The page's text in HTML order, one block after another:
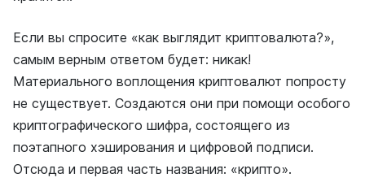
Если вы спросите «как выглядит криптовалюта?»,
самым верным ответом будет: никак!
Материального воплощения криптовалют попросту
не существует. Создаются они при помощи особого
криптографического шифра, состоящего из
поэтапного хэширования и цифровой подписи.
Отсюда и первая часть названия: «крипто».